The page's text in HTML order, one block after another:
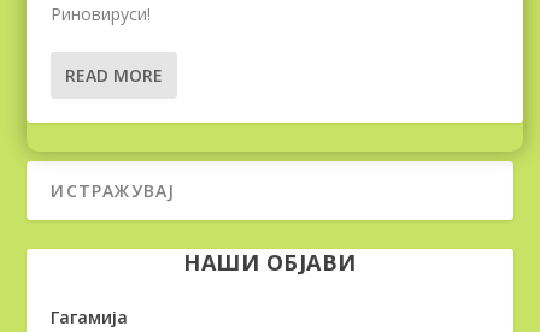
Риновируси!
READ MORE
НАШИ ОБЈАВИ
Гагамија